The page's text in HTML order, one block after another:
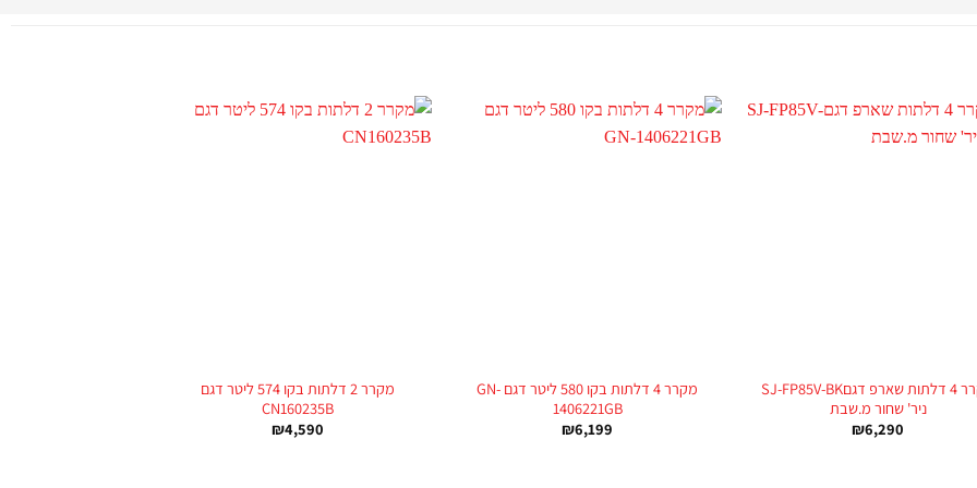
מקרר 4 דלתות שארפ דגםSJ-FP85V-BK
ניר' שחור מ.שבת
₪6,290
מקרר 4 דלתות בקו 580 ליטר דגם GN-
1406221GB
₪6,199
מקרר 2 דלתות בקו 574 ליטר דגם
CN160235B
₪4,590